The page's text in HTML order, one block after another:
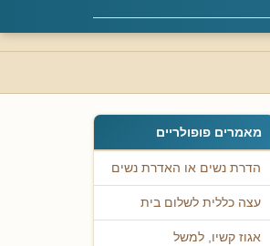
מאמרים פופולריים
הדרת נשים או האדרת נשים
עצה כללית לשלום בית
אגוז קשיו, למשל